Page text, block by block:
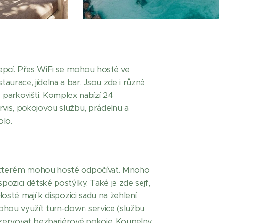
Přes WiFi se mohou hosté ve
jídelna a bar. Jsou zde i různé
Komplex nabízí 24
pokojovou službu, prádelnu a
mohou hosté odpočívat. Mnoho
dětské postýlky. Také je zde sejf,
mají k dispozici sadu na žehlení.
využít turn-down service (službu